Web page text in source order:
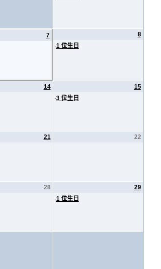
7
8
·1 位生日
14
15
·3 位生日
21
22
28
29
·1 位生日